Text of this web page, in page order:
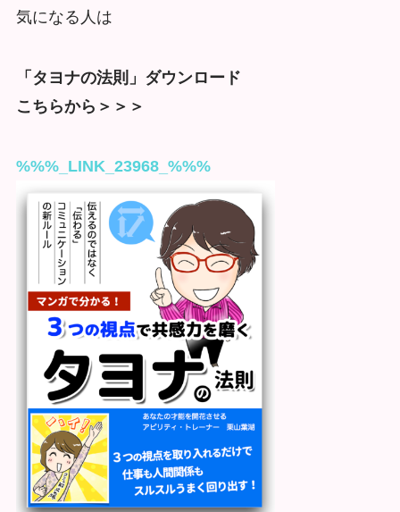
気になる人は
「タヨナの法則」ダウンロード
こちらから＞＞＞
%%%_LINK_23968_%%%